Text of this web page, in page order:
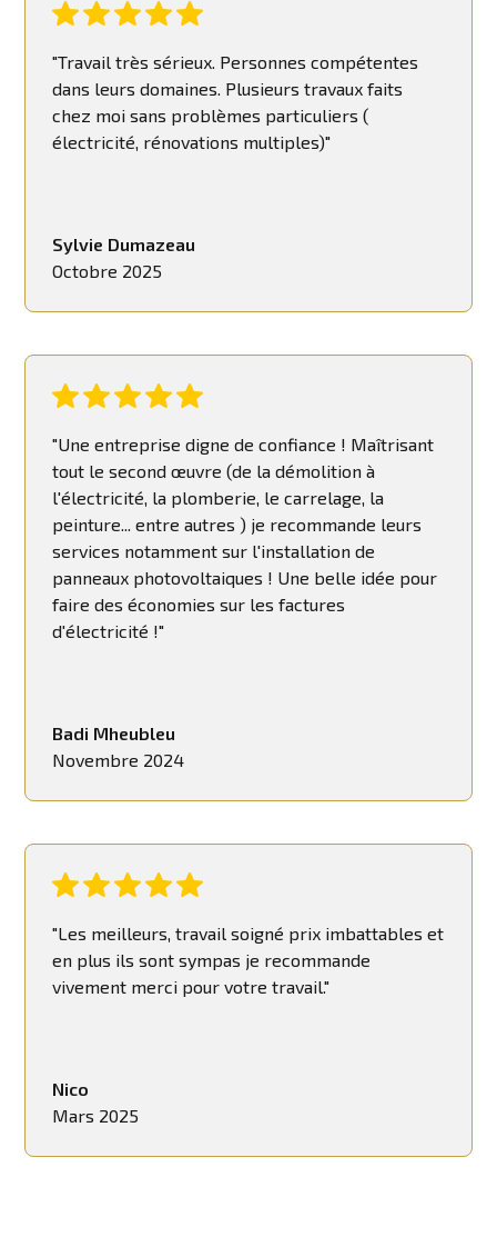
"Travail très sérieux. Personnes compétentes
dans leurs domaines. Plusieurs travaux faits
chez moi sans problèmes particuliers (
électricité, rénovations multiples)"
Sylvie Dumazeau
Octobre 2025
"Une entreprise digne de confiance ! Maîtrisant
tout le second œuvre (de la démolition à
l'électricité, la plomberie, le carrelage, la
peinture... entre autres ) je recommande leurs
services notamment sur l'installation de
panneaux photovoltaiques ! Une belle idée pour
faire des économies sur les factures
d'électricité !"
Badi Mheubleu
Novembre 2024
"Les meilleurs, travail soigné prix imbattables et
en plus ils sont sympas je recommande
vivement merci pour votre travail."
Nico
Mars 2025